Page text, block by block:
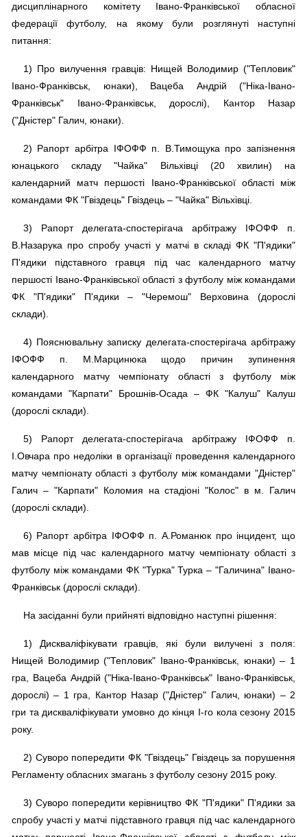
дисциплінарного комітету Івано-Франківської обласної
федерації футболу, на якому були розглянуті наступні
питання:
1) Про вилучення гравців: Нищей Володимир ("Тепловик"
Івано-Франківськ, юнаки), Вацеба Андрій ("Ніка-Івано-
Франківськ" Івано-Франківськ, дорослі), Кантор Назар
("Дністер" Галич, юнаки).
2) Рапорт арбітра ІФОФФ п. В.Тимощука про запізнення
юнацького складу "Чайка" Вільхівці (20 хвилин) на
календарний матч першості Івано-Франківської області між
командами ФК "Гвіздець" Гвіздець – "Чайка" Вільхівці.
3) Рапорт делегата-спостерігача арбітражу ІФОФФ п.
В.Назарука про спробу участі у матчі в складі ФК "П'ядики"
П'ядики підставного гравця під час календарного матчу
першості Івано-Франківської області з футболу між командами
ФК "П'ядики" П'ядики – "Черемош" Верховина (дорослі
склади).
4) Пояснювальну записку делегата-спостерігача арбітражу
ІФОФФ п. М.Марцинюка щодо причин зупинення
календарного матчу чемпіонату області з футболу між
командами "Карпати" Брошнів-Осада – ФК "Калуш" Калуш
(дорослі склади).
5) Рапорт делегата-спостерігача арбітражу ІФОФФ п.
І.Овчара про недоліки в організації проведення календарного
матчу чемпіонату області з футболу між командами "Дністер"
Галич – "Карпати" Коломия на стадіоні "Колос" в м. Галич
(дорослі склади).
6) Рапорт арбітра ІФОФФ п. А.Романюк про інцидент, що
мав місце під час календарного матчу чемпіонату області з
футболу між командами ФК "Турка" Турка – "Галичина" Івано-
Франківськ (дорослі склади).
На засіданні були прийняті відповідно наступні рішення:
1) Дискваліфікувати гравців, які були вилучені з поля:
Нищей Володимир ("Тепловик" Івано-Франківськ, юнаки) – 1
гра, Вацеба Андрій ("Ніка-Івано-Франківськ" Івано-Франківськ,
дорослі) – 1 гра, Кантор Назар ("Дністер" Галич, юнаки) – 2
гри та дискваліфікувати умовно до кінця І-го кола сезону 2015
року.
2) Суворо попередити ФК "Гвіздець" Гвіздець за порушення
Регламенту обласних змагань з футболу сезону 2015 року.
3) Суворо попередити керівництво ФК "П'ядики" П'ядики за
спробу участі у матчі підставного гравця під час календарного